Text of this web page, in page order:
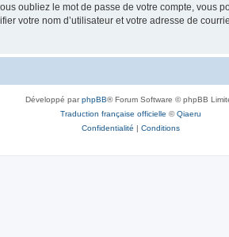
oubliez le mot de passe de votre compte, vous
votre nom d’utilisateur et votre adresse de
Développé parphpBB® Forum Software © phpBB
Traduction française officielle ©Qiaeru
Confidentialité | Conditions